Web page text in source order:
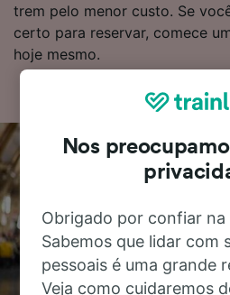
trem pelo menor custo. Se
certo para reservar, comece
hoje mesmo.
Nos
Obrigado por confiar na
Sabemos que lidar com
pessoais é uma grande
Veja como cuidaremos